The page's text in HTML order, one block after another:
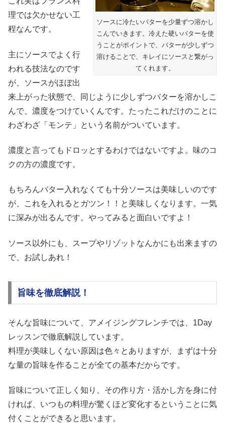
ソースに冷たいバターを少量ずつ溶かし
こんでいきます。冷えた硬いバターを使
うことがポイントで、バターが少しずつ
溶けることで、キレイにソースと繋がっ
てくれます。
理では欠かせない工
程なんです。
主にソースでよく行
われる技法なのです
が、ソースがほぼ出
来上がった状態で、同じように少しずつバターを溶かしこ
んで、濃度をつけていくんです。たったこれだけのことに
わざわざ「モンテ」という名前がついています。
濃度と言ってもドロッとするわけではないですよ。味のコ
クの方の濃度です。
もちろんバター入れなくても十分ソースは美味しいのです
が、これを入れるとガツン！！と美味しくなります。一気
に深みが出るんです。やってみると面白いですよ！
ソース以外にも、スープやリゾットなんかにも出来ますの
で、お試しあれ！
旨味を徹底解説！
そんな旨味について、アメイジングフレンチでは、1Day
レッスンで徹底解説しています。
料理が美味しくない原因は色々とありますが、まずは十分
な量の旨味を作ることが全ての基本だからです。
旨味について正しく知り、その作り方・活かし方を身に付
ければ、いつもの料理が驚くほど変化するということに気
付くことができると思います。